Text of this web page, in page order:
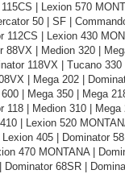
| Lexion 570
50 | SF |
112CS | Lexion 430
| Medion 320 |
118VX | Tucano 330
| Mega 202 |
| Mega 350 | Mega
118 | Medion 310 | Mega
| Lexion 520
405 | Dominator 58
470 MONTANA |
68SR |